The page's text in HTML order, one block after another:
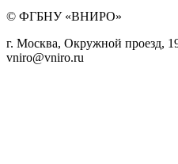
© ФГБНУ «ВНИРО»
г. Москва, Окружной проезд,
vniro@vniro.ru